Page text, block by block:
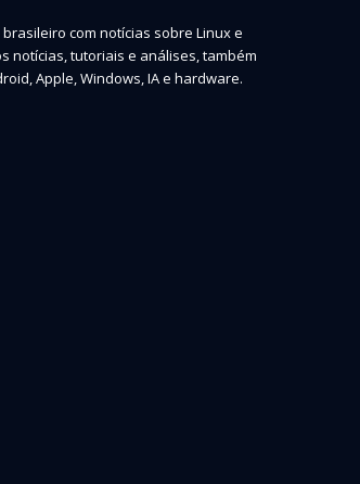
com notícias sobre Linux e
notícias, tutoriais e análises, também
Apple, Windows, IA e hardware.